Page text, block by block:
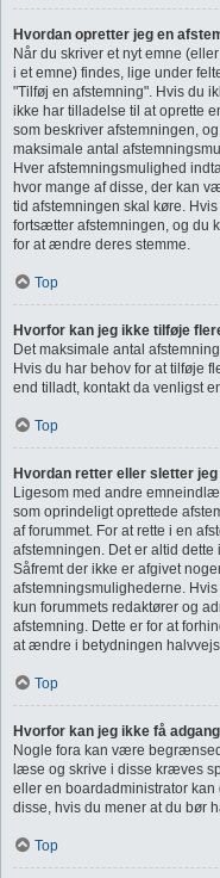
Hvordan opretter jeg en
Når du skriver et nyt emne
i et emne) findes, lige under
"Tilføj en afstemning". Hvis du
ikke har tilladelse til at oprette
som beskriver afstemningen,
maksimale antal
Hver afstemningsmulighed
hvor mange af disse, der kan
tid afstemningen skal køre.
fortsætter afstemningen, og du
for at ændre deres stemme.
Top
Hvorfor kan jeg ikke tilføje
Det maksimale antal
Hvis du har behov for at tilføje
end tilladt, kontakt da venligst
Top
Hvordan retter eller sletter
Ligesom med andre
som oprindeligt oprettede
af forummet. For at rette i en
afstemningen. Det er altid
Såfremt der ikke er afgivet
afstemningsmulighederne.
kun forummets redaktører og
afstemning. Dette er for at
at ændre i betydningen
Top
Hvorfor kan jeg ikke få
Nogle fora kan være
læse og skrive i disse kræves
eller en boardadministrator
disse, hvis du mener at du bør
Top